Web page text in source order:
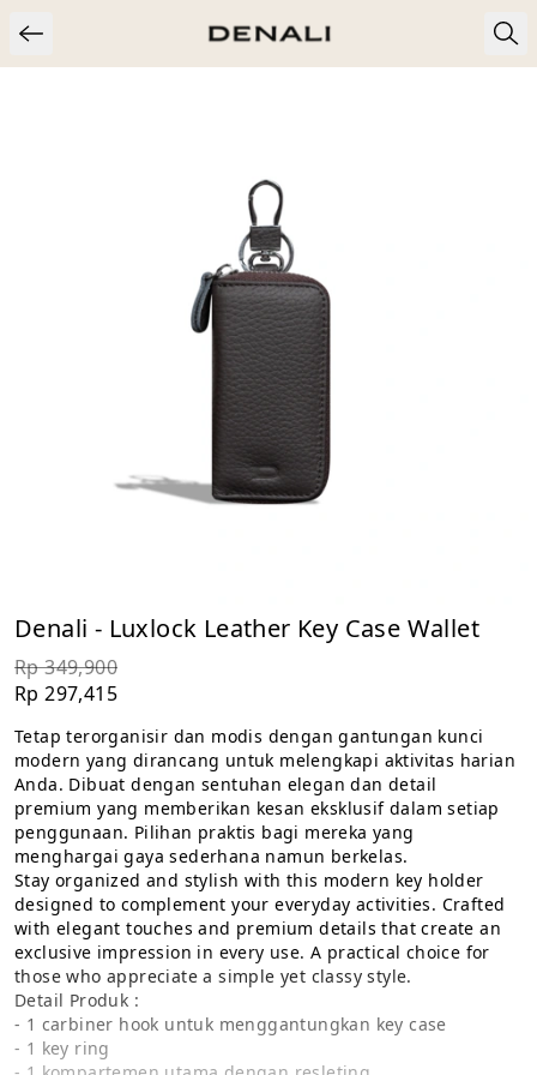
Denali - Luxlock Leather Key Case Wallet
Rp 349,900
Rp 297,415
Tetap terorganisir dan modis dengan gantungan kunci
modern yang dirancang untuk melengkapi aktivitas harian
Anda. Dibuat dengan sentuhan elegan dan detail
premium yang memberikan kesan eksklusif dalam setiap
penggunaan. Pilihan praktis bagi mereka yang
menghargai gaya sederhana namun berkelas.
Stay organized and stylish with this modern key holder
designed to complement your everyday activities. Crafted
with elegant touches and premium details that create an
exclusive impression in every use. A practical choice for
those who appreciate a simple yet classy style.
Detail Produk :
- 1 carbiner hook untuk menggantungkan key case
- 1 key ring